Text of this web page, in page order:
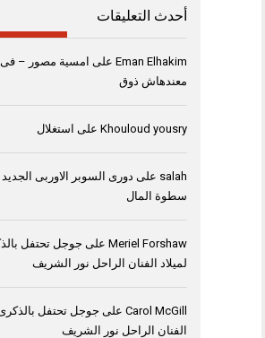
أحدث التعليقات
Eman Elhakim على امسية مصور –
معندهاش ذوق
Khouloud yousry على استغلال
salah على دورى السوبر الاوربى
سطوة المال
Meriel Forshaw على
لميلاد الفنان الراحل نور الشريف
Carol McGill على
الفنان الراحل نور الشريف